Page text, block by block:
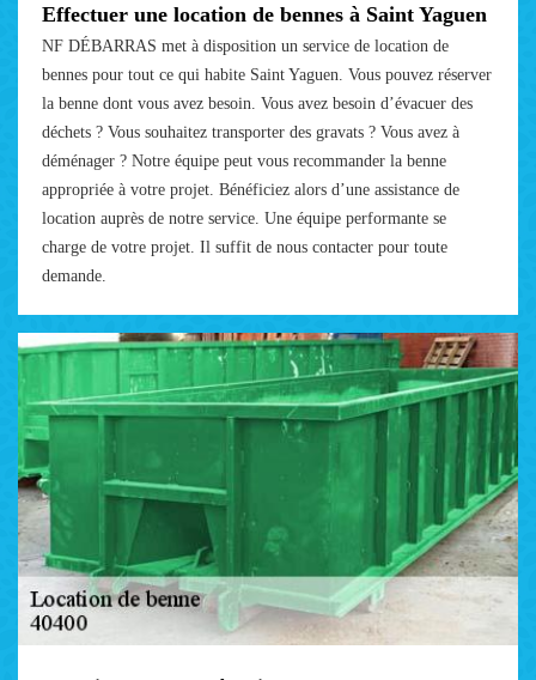
Effectuer une location de bennes à Saint Yaguen
NF DÉBARRAS met à disposition un service de location de
bennes pour tout ce qui habite Saint Yaguen. Vous pouvez réserver
la benne dont vous avez besoin. Vous avez besoin d’évacuer des
déchets ? Vous souhaitez transporter des gravats ? Vous avez à
déménager ? Notre équipe peut vous recommander la benne
appropriée à votre projet. Bénéficiez alors d’une assistance de
location auprès de notre service. Une équipe performante se
charge de votre projet. Il suffit de nous contacter pour toute
demande.